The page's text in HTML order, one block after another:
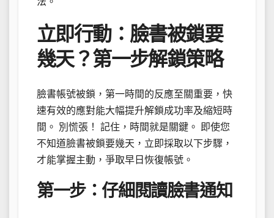
立即行動：臉書被鎖要
幾天？第一步解鎖策略
臉書帳號被鎖，第一時間的反應至關重要，快
速有效的應對能大幅提升解鎖成功率及縮短時
間。 別慌張！ 記住，時間就是關鍵。 即使您
不知道臉書被鎖要幾天，立即採取以下步驟，
才能掌握主動，爭取早日恢復帳號。
第一步：仔細閱讀臉書通知